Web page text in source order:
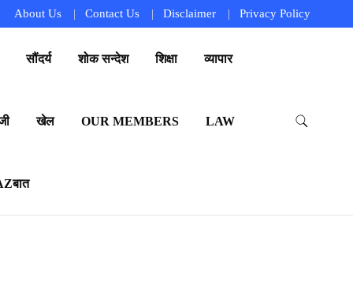
About Us Contact Us Disclaimer Privacy Policy
सौंदर्य शोक सन्देश शिक्षा व्यापार
खेल OUR MEMBERS LAW